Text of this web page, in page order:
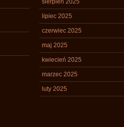
sierpień 2025
lipiec 2025
czerwiec 2025
maj 2025
kwiecień 2025
marzec 2025
luty 2025